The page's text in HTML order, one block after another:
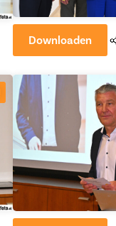
Downloaden